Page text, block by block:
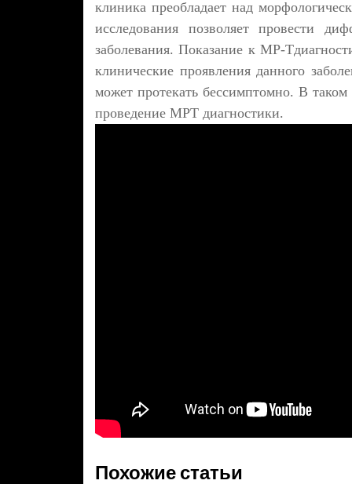
клиника преобладает над
исследования позволяет провести
заболевания. Показание к МР-
клинические проявления данного
может протекать бессимптомно. В
проведение МРТ диагностики.
Похожие статьи